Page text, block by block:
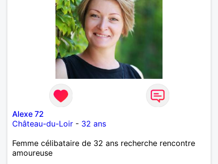
Alexe 72
Château-du-Loir - 32 ans
Femme célibataire de 32 ans recherche rencontre
amoureuse